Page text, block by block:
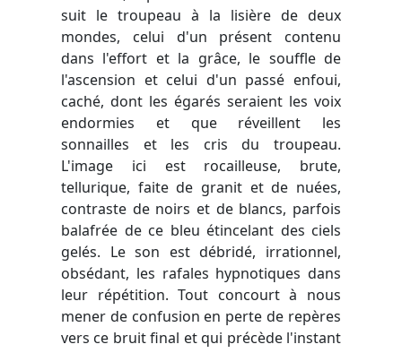
suit le troupeau à la lisière de deux
mondes, celui d'un présent contenu
dans l'effort et la grâce, le souffle de
l'ascension et celui d'un passé enfoui,
caché, dont les égarés seraient les voix
endormies et que réveillent les
sonnailles et les cris du troupeau.
L'image ici est rocailleuse, brute,
tellurique, faite de granit et de nuées,
contraste de noirs et de blancs, parfois
balafrée de ce bleu étincelant des ciels
gelés. Le son est débridé, irrationnel,
obsédant, les rafales hypnotiques dans
leur répétition. Tout concourt à nous
mener de confusion en perte de repères
vers ce bruit final et qui précède l'instant